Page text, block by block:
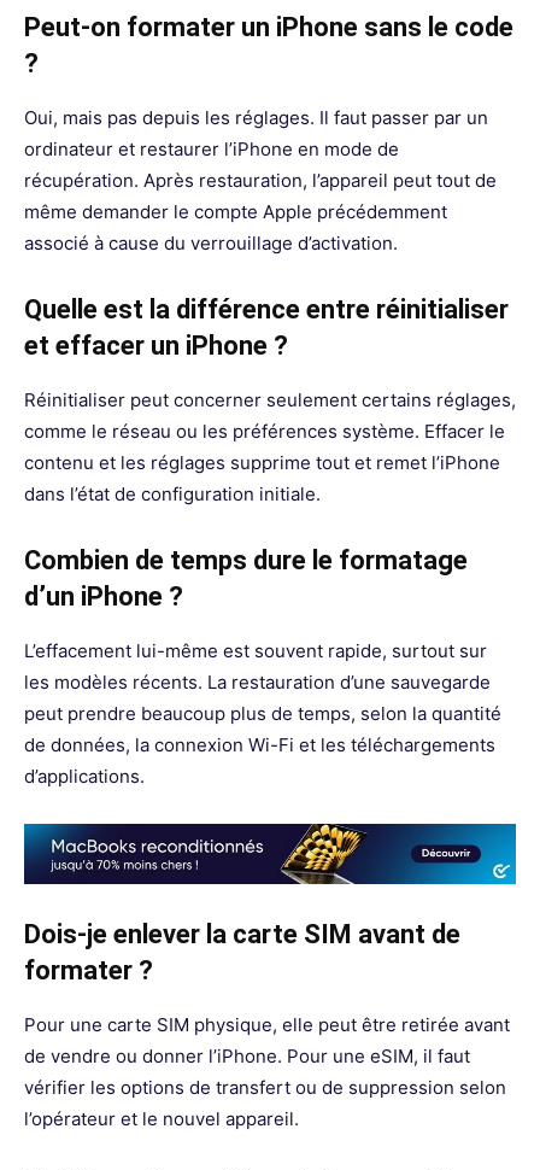
Peut-on formater un iPhone sans le code
?
Oui, mais pas depuis les réglages. Il faut passer par un
ordinateur et restaurer l’iPhone en mode de
récupération. Après restauration, l’appareil peut tout de
même demander le compte Apple précédemment
associé à cause du verrouillage d’activation.
Quelle est la différence entre réinitialiser
et effacer un iPhone ?
Réinitialiser peut concerner seulement certains réglages,
comme le réseau ou les préférences système. Effacer le
contenu et les réglages supprime tout et remet l’iPhone
dans l’état de configuration initiale.
Combien de temps dure le formatage
d’un iPhone ?
L’effacement lui-même est souvent rapide, surtout sur
les modèles récents. La restauration d’une sauvegarde
peut prendre beaucoup plus de temps, selon la quantité
de données, la connexion Wi-Fi et les téléchargements
d’applications.
Dois-je enlever la carte SIM avant de
formater ?
Pour une carte SIM physique, elle peut être retirée avant
de vendre ou donner l’iPhone. Pour une eSIM, il faut
vérifier les options de transfert ou de suppression selon
l’opérateur et le nouvel appareil.